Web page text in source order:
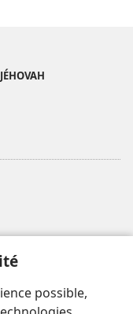
possible,